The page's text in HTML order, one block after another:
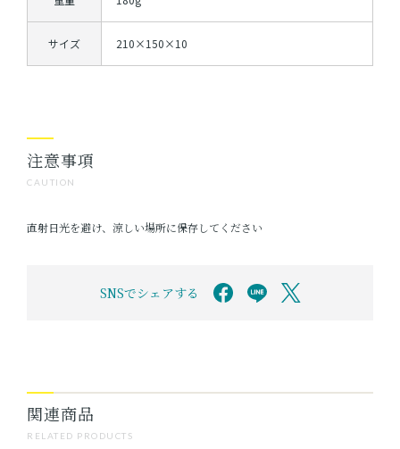
サイズ 210×150×10
CAUTION
注意事項
直射日光を避け、涼しい場所に保存してください
SNSでシェアする
RELATED PRODUCTS
関連商品